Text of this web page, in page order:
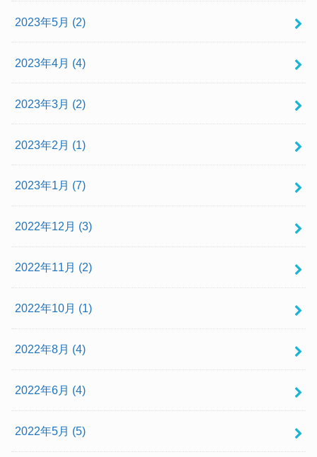
2023年5月 (2)
2023年4月 (4)
2023年3月 (2)
2023年2月 (1)
2023年1月 (7)
2022年12月 (3)
2022年11月 (2)
2022年10月 (1)
2022年8月 (4)
2022年6月 (4)
2022年5月 (5)